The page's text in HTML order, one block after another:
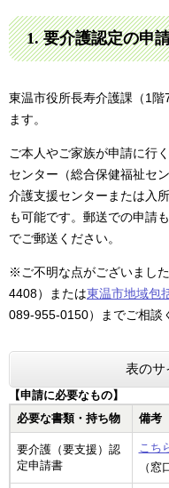
1. 要介護認定の申
東温市役所長寿介護課（1
ます。
ご本人やご家族が申請に行
センター（総合保健福祉セ
介護支援センターまたは入
も可能です。郵送での申請
でご郵送ください。
※ご不明な点がございまし
4408）または東温市地域包
089-955-0150）までご相談
表のサ
【申請に必要なもの】
必要な書類・持ち物
備考
要介護（要支援）認
定申請書
こち
（窓